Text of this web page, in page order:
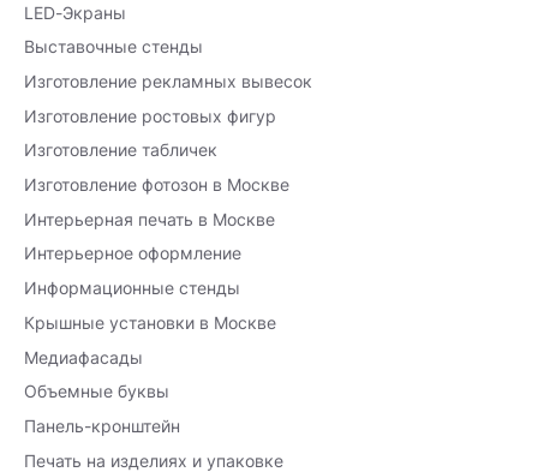
LED-Экраны
Выставочные стенды
Изготовление рекламных вывесок
Изготовление ростовых фигур
Изготовление табличек
Изготовление фотозон в Москве
Интерьерная печать в Москве
Интерьерное оформление
Информационные стенды
Крышные установки в Москве
Медиафасады
Объемные буквы
Панель-кронштейн
Печать на изделиях и упаковке